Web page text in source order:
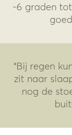
-6 graden
“Bij regen
zit naar
nog de